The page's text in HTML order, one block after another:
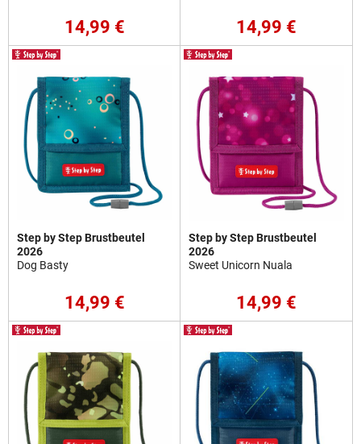
14,99 € 14,99 €
Step by Step Brustbeutel
2026
Dog Basty
14,99 €
Step by Step Brustbeutel
2026
Sweet Unicorn Nuala
14,99 €